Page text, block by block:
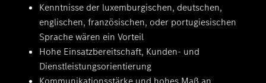
Kenntnisse der luxemburgischen, deutschen,
englischen, französischen, oder portugiesischen
Sprache wären ein Vorteil
Hohe Einsatzbereitschaft, Kunden- und
Dienstleistungsorientierung